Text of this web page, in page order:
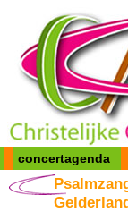
concertagenda